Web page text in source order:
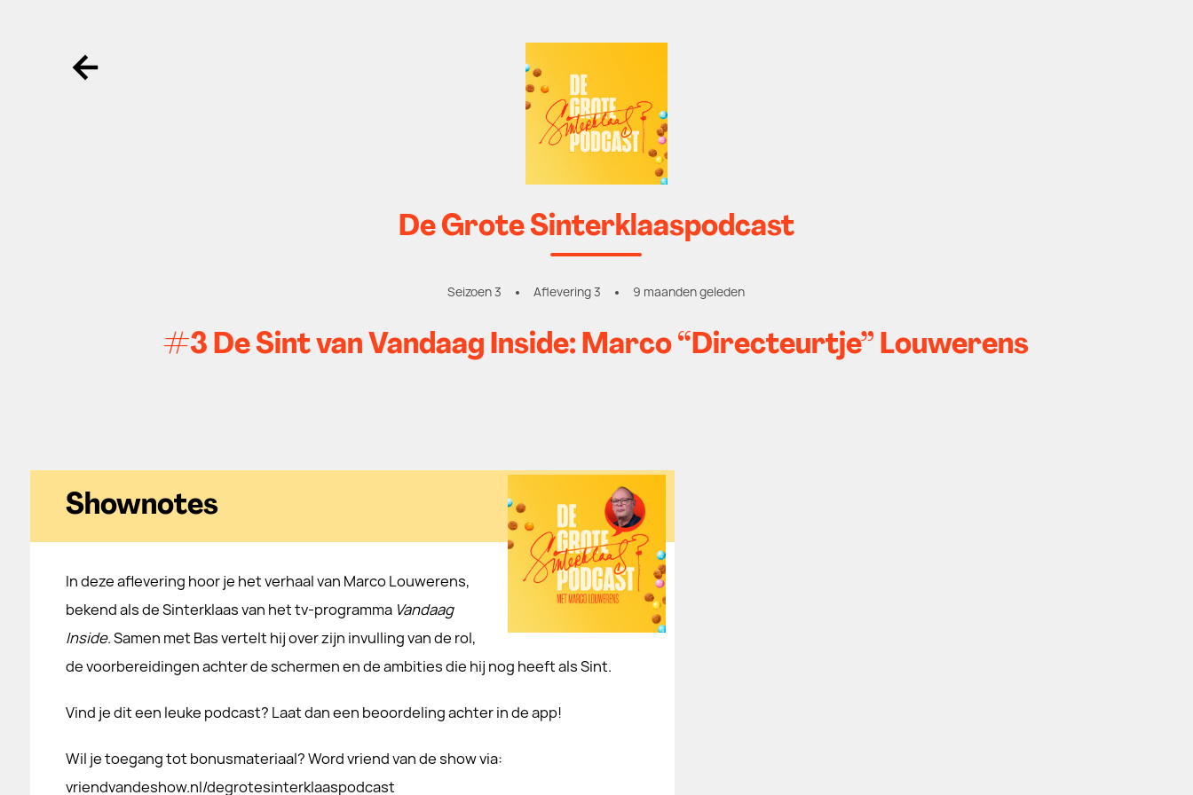
Ga terug
De Grote Sinterklaaspodcast
Seizoen 3 Aflevering 3 9 maanden geleden
#3 De Sint van Vandaag Inside: Marco “Directeurtje” Louwerens
Shownotes
In deze aflevering hoor je het verhaal van Marco Louwerens,
bekend als de Sinterklaas van het tv-programma Vandaag
Inside. Samen met Bas vertelt hij over zijn invulling van de rol,
de voorbereidingen achter de schermen en de ambities die hij nog heeft als Sint.
Vind je dit een leuke podcast? Laat dan een beoordeling achter in de app!
Wil je toegang tot bonusmateriaal? Word vriend van de show via:
vriendvandeshow.nl/degrotesinterklaaspodcast